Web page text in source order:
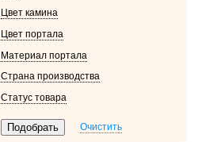
Цвет камина
Цвет портала
Материал портала
Страна производства
Статус товара
Очистить